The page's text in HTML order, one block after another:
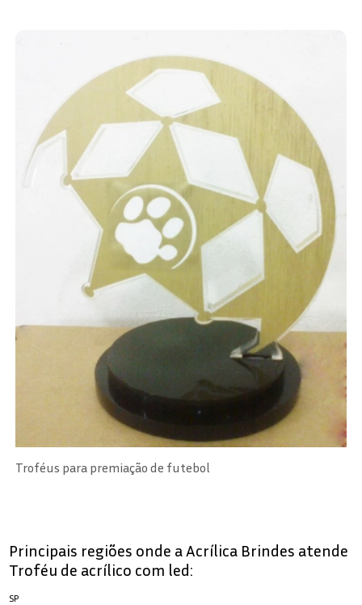
Troféus para premiação de futebol
Principais regiões onde a Acrílica Brindes atende
Troféu de acrílico com led:
SP